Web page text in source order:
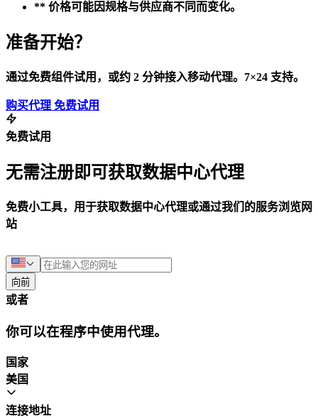
** 价格可能因规格与供应商不同而变化。
准备开始？
通过免费组件试用，或约 2 分钟接入移动代理。7×24 支持。
购买代理 免费试用
免费试用
无需注册即可获取数据中心代理
免费小工具，用于获取数据中心代理或通过我们的服务浏览网
站
向前
或者
你可以在程序中使用代理。
国家
美国
连接地址